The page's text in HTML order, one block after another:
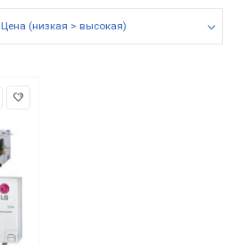
Сортировка: Цена (низкая > высокая)